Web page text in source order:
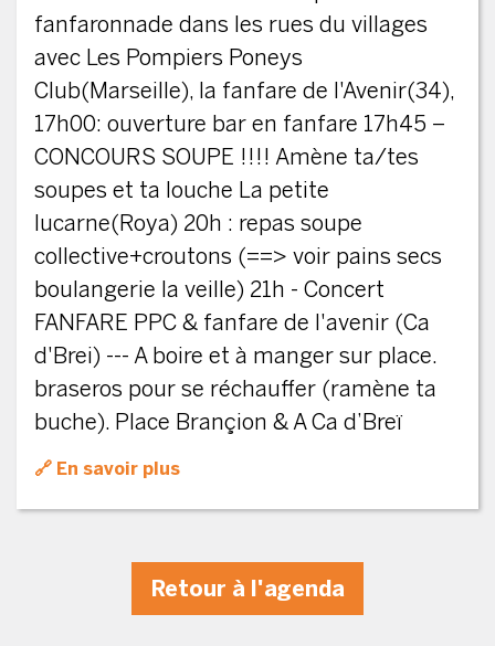
fanfaronnade dans les rues du villages
avec Les Pompiers Poneys
Club(Marseille), la fanfare de l'Avenir(34),
17h00: ouverture bar en fanfare 17h45 –
CONCOURS SOUPE !!!! Amène ta/tes
soupes et ta louche La petite
lucarne(Roya) 20h : repas soupe
collective+croutons (==> voir pains secs
boulangerie la veille) 21h - Concert
FANFARE PPC & fanfare de l'avenir (Ca
d'Brei) --- A boire et à manger sur place.
braseros pour se réchauffer (ramène ta
buche). Place Brançion & A Ca d’Breï
En savoir plus
Retour à l'agenda